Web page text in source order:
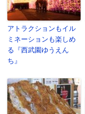
アトラクションもイル
ミネーションも楽しめ
る『西武園ゆうえん
ち』